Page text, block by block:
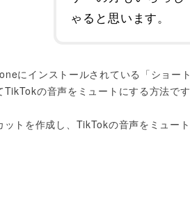
ゃると思います。
にインストールされている「ショー
TikTokの音声をミュートにする方法で
ットを作成し、TikTokの音声をミュー